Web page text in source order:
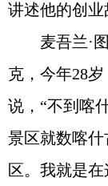
讲述他的创业
麦吾兰·图
克，今年28
说，“不到喀
景区就数喀
区。我就是